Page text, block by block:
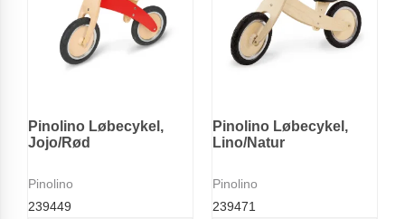
Pinolino Løbecykel,
Jojo/Rød
Pinolino
239449
Pinolino Løbecykel,
Lino/Natur
Pinolino
239471